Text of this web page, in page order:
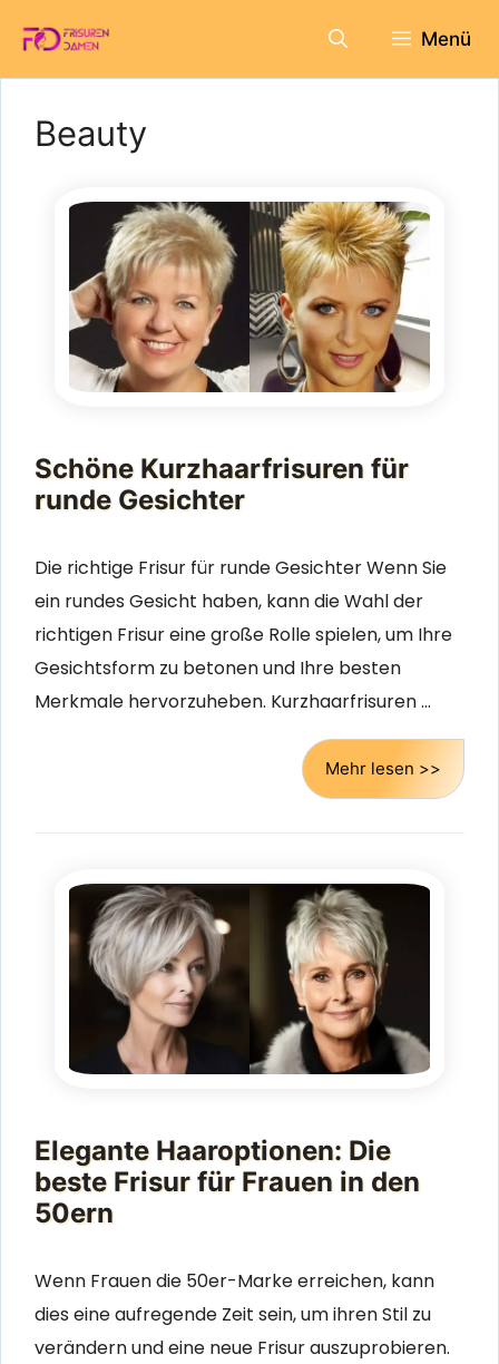
Inhalt
springen
Menü
Beauty
Schöne Kurzhaarfrisuren für
runde Gesichter
Die richtige Frisur für runde Gesichter Wenn Sie
ein rundes Gesicht haben, kann die Wahl der
richtigen Frisur eine große Rolle spielen, um Ihre
Gesichtsform zu betonen und Ihre besten
Merkmale hervorzuheben. Kurzhaarfrisuren …
Mehr lesen >>
Elegante Haaroptionen: Die
beste Frisur für Frauen in den
50ern
Wenn Frauen die 50er-Marke erreichen, kann
dies eine aufregende Zeit sein, um ihren Stil zu
verändern und eine neue Frisur auszuprobieren.